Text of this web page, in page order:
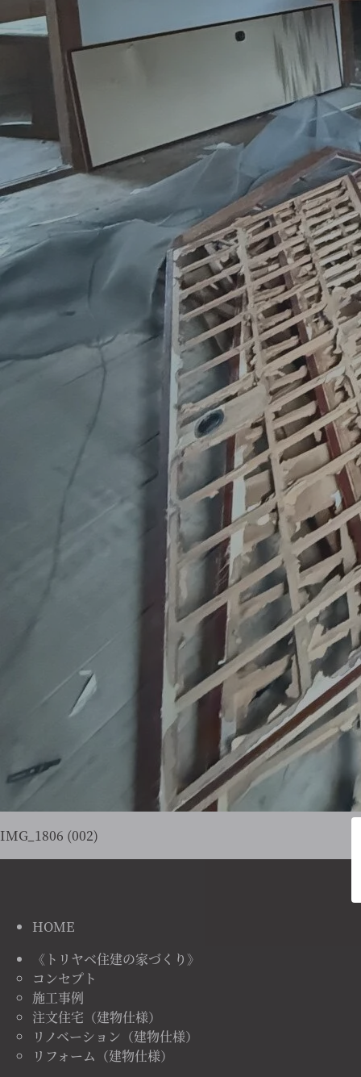
IMG_1806 (002)
HOME
《トリヤベ住建の家づくり》
コンセプト
施工事例
注文住宅（建物仕様）
リノベーション（建物仕様）
リフォーム（建物仕様）